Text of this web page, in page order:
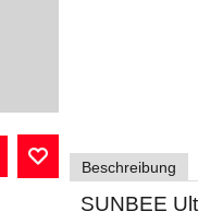
Beschreibung
SUNBEE